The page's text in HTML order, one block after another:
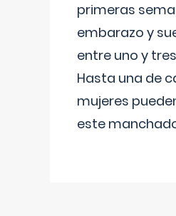
primeras
embarazo y
entre uno y
Hasta una de
mujeres
este